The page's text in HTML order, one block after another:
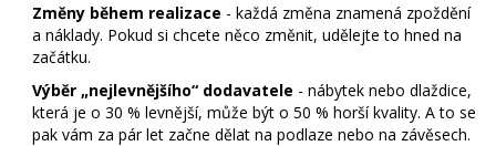
Změny během realizace - každá změna znamená zpoždění
a náklady. Pokud si chcete něco změnit, udělejte to hned na
začátku.
Výběr „nejlevnějšího“ dodavatele - nábytek nebo dlaždice,
která je o 30 % levnější, může být o 50 % horší kvality. A to se
pak vám za pár let začne dělat na podlaze nebo na závěsech.